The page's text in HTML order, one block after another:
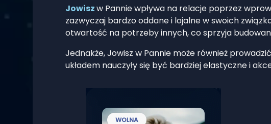
Jowiszw Pannie wpływa na relacje poprzez
zazwyczaj bardzo oddane i lojalne w swoich
otwartość na potrzeby innych, co sprzyja
Jednakże, Jowisz w Pannie może również
układem nauczyły się być bardziej elastyczne i